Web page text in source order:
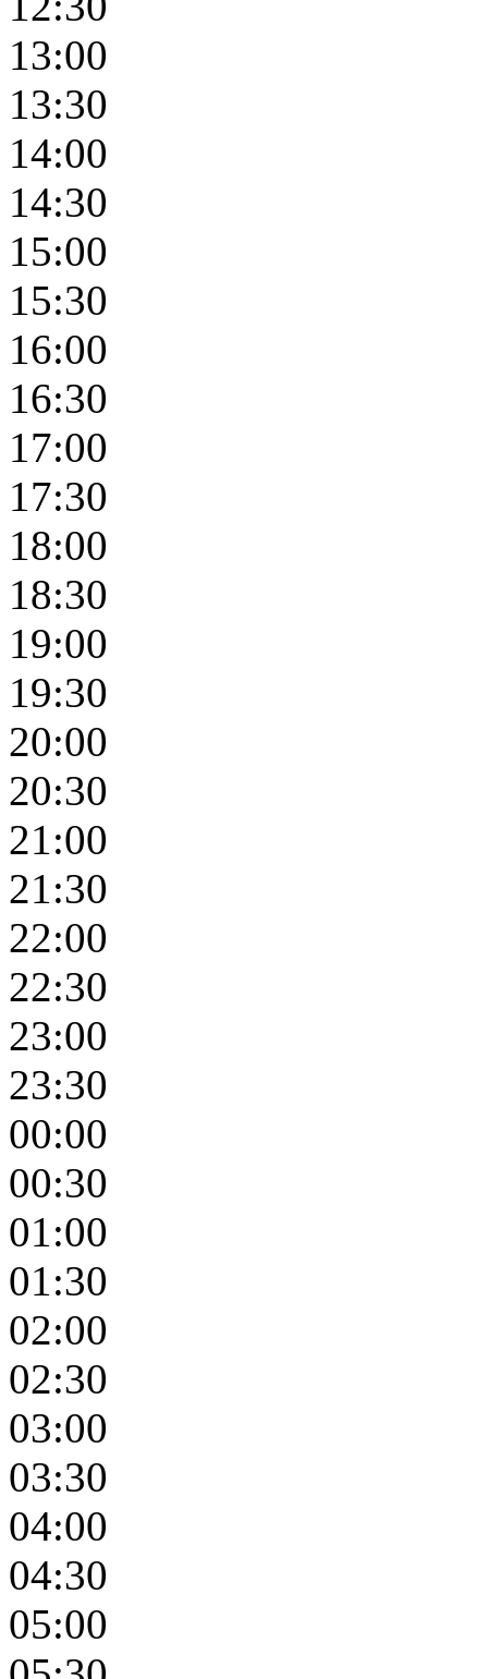
13:00
13:30
14:00
14:30
15:00
15:30
16:00
16:30
17:00
17:30
18:00
18:30
19:00
19:30
20:00
20:30
21:00
21:30
22:00
22:30
23:00
23:30
00:00
00:30
01:00
01:30
02:00
02:30
03:00
03:30
04:00
04:30
05:00